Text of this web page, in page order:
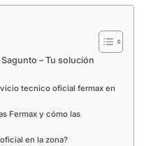
– Tu solución
tecnico oficial fermax en
Fermax y cómo las
en la zona?